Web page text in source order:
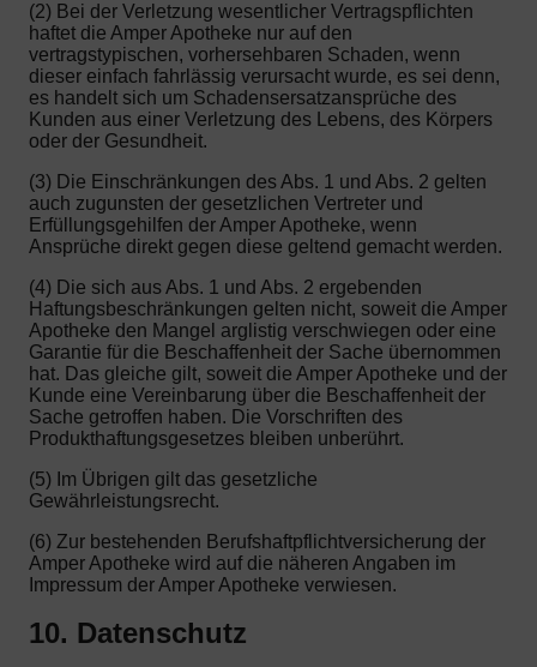
(2) Bei der Verletzung wesentlicher Vertragspflichten
haftet die Amper Apotheke nur auf den
vertragstypischen, vorhersehbaren Schaden, wenn
dieser einfach fahrlässig verursacht wurde, es sei denn,
es handelt sich um Schadensersatzansprüche des
Kunden aus einer Verletzung des Lebens, des Körpers
oder der Gesundheit.
(3) Die Einschränkungen des Abs. 1 und Abs. 2 gelten
auch zugunsten der gesetzlichen Vertreter und
Erfüllungsgehilfen der Amper Apotheke, wenn
Ansprüche direkt gegen diese geltend gemacht werden.
(4) Die sich aus Abs. 1 und Abs. 2 ergebenden
Haftungsbeschränkungen gelten nicht, soweit die Amper
Apotheke den Mangel arglistig verschwiegen oder eine
Garantie für die Beschaffenheit der Sache übernommen
hat. Das gleiche gilt, soweit die Amper Apotheke und der
Kunde eine Vereinbarung über die Beschaffenheit der
Sache getroffen haben. Die Vorschriften des
Produkthaftungsgesetzes bleiben unberührt.
(5) Im Übrigen gilt das gesetzliche
Gewährleistungsrecht.
(6) Zur bestehenden Berufshaftpflichtversicherung der
Amper Apotheke wird auf die näheren Angaben im
Impressum der Amper Apotheke verwiesen.
10. Datenschutz